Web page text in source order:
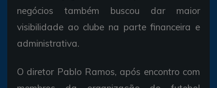
negócios também buscou dar maior
visibilidade ao clube na parte financeira e
administrativa.
O diretor Pablo Ramos, após encontro com